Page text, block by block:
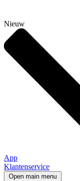
Nieuw
App
Klantenservice
Open main menu